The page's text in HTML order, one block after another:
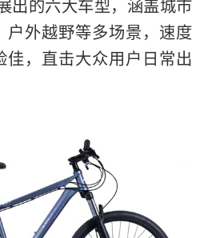
出的六大车型，涵盖城市
户外越野等多场景，速度
，直击大众用户日常出